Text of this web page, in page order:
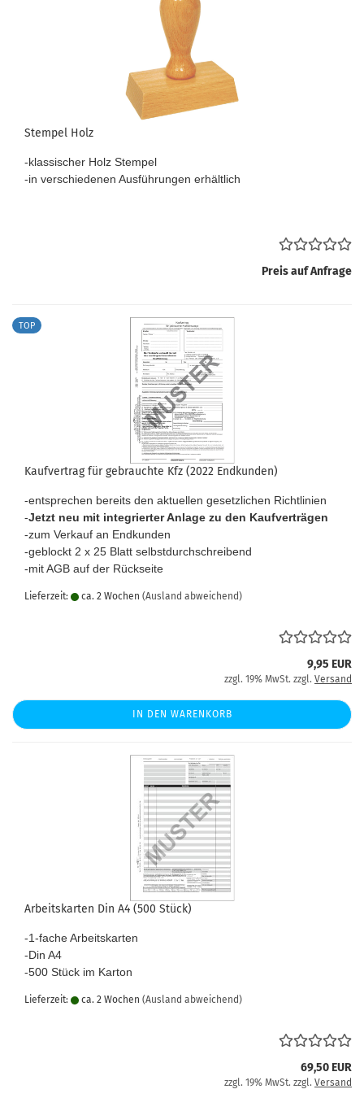
Stempel Holz
-klassischer Holz Stempel
-in verschiedenen Ausführungen erhältlich
Preis auf Anfrage
TOP
Kaufvertrag für gebrauchte Kfz (2022 Endkunden)
-entsprechen bereits den aktuellen gesetzlichen Richtlinien
-Jetzt neu mit integrierter Anlage zu den Kaufverträgen
-zum Verkauf an Endkunden
-geblockt 2 x 25 Blatt selbstdurchschreibend
-mit AGB auf der Rückseite
Lieferzeit: ca. 2 Wochen (Ausland abweichend)
9,95 EUR
zzgl. 19% MwSt. zzgl. Versand
IN DEN WARENKORB
Arbeitskarten Din A4 (500 Stück)
-1-fache Arbeitskarten
-Din A4
-500 Stück im Karton
Lieferzeit: ca. 2 Wochen (Ausland abweichend)
69,50 EUR
zzgl. 19% MwSt. zzgl. Versand